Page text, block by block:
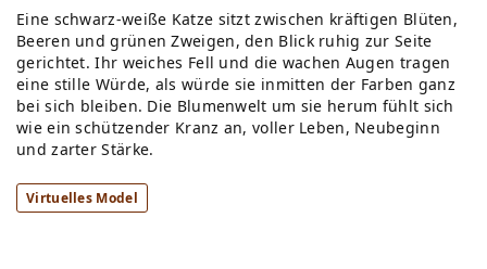
te
Eine schwarz-weiße Katze sitzt zwischen kräftigen Blüten,
Beeren und grünen Zweigen, den Blick ruhig zur Seite
gerichtet. Ihr weiches Fell und die wachen Augen tragen
eine stille Würde, als würde sie inmitten der Farben ganz
bei sich bleiben. Die Blumenwelt um sie herum fühlt sich
wie ein schützender Kranz an, voller Leben, Neubeginn
und zarter Stärke.
Virtuelles Model